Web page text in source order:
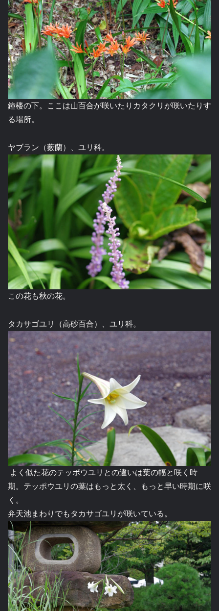
鐘楼の下。ここは山百合が咲いたりカタクリが咲いたりす
る場所。
ヤブラン（薮蘭）、ユリ科。
この花も秋の花。
タカサゴユリ（高砂百合）、ユリ科。
よく似た花のテッポウユリとの違いは葉の幅と咲く時
期。テッポウユリの葉はもっと太く、もっと早い時期に咲
く。
弁天池まわりでもタカサゴユリが咲いている。